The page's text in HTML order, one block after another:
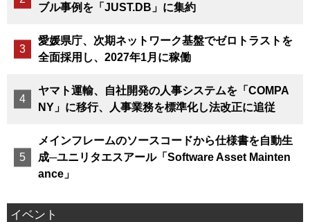
ブル事例を「JUST.DB」に集約
愛媛県庁、次期ネットワーク基盤でゼロトラストを
全面採用し、2027年1月に稼働
ヤマト運輸、自社開発の人事システムを「COMPA
NY」に移行、人事業務を標準化し法改正に追従
メインフレームのソースコードから仕様書を自動生
成─ユニリタエスアール「Software Asset Mainten
ance」
イベント